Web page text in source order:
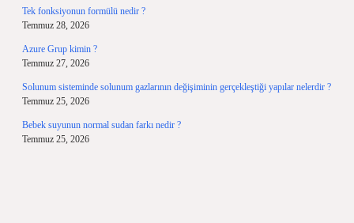
Tek fonksiyonun formülü nedir ?
Temmuz 28, 2026
Azure Grup kimin ?
Temmuz 27, 2026
Solunum sisteminde solunum gazlarının değişiminin gerçekleştiği yapılar nelerdir ?
Temmuz 25, 2026
Bebek suyunun normal sudan farkı nedir ?
Temmuz 25, 2026